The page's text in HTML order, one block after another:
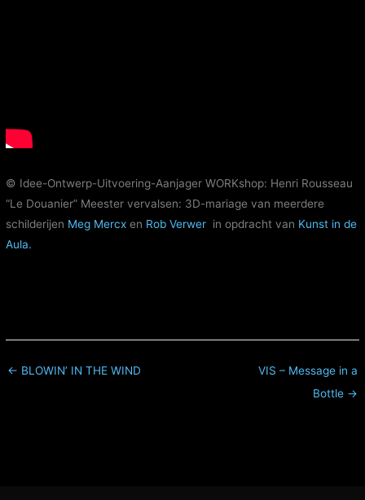
© Idee-Ontwerp-Uitvoering-Aanjager WORKshop: Henri Rousseau
“Le Douanier” Meester vervalsen: 3D-mariage van meerdere
schilderijen Meg Mercxen Rob Verwer in opdracht van Kunst in de
Aula.
← BLOWIN’ IN THE WIND
VIS – Message in a
Bottle →